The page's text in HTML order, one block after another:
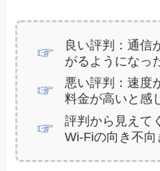
良い評判：通信
がるようになっ
悪い評判：速度
料金が高いと感
評判から見えて
Wi-Fiの向き不向